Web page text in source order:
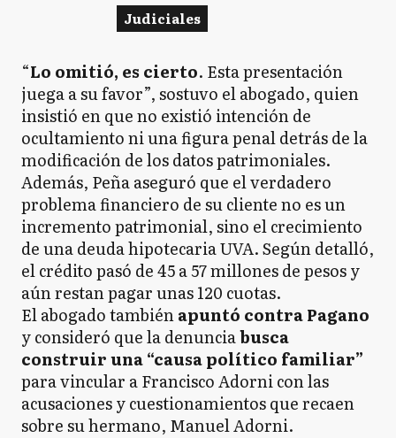
Judiciales
“Lo omitió, es cierto. Esta presentación
juega a su favor”, sostuvo el abogado, quien
insistió en que no existió intención de
ocultamiento ni una figura penal detrás de la
modificación de los datos patrimoniales.
Además, Peña aseguró que el verdadero
problema financiero de su cliente no es un
incremento patrimonial, sino el crecimiento
de una deuda hipotecaria UVA. Según detalló,
el crédito pasó de 45 a 57 millones de pesos y
aún restan pagar unas 120 cuotas.
El abogado tambiénapuntó contra Pagano
y consideró que la denunciabusca
construir una “causa político familiar”
para vincular a Francisco Adorni con las
acusaciones y cuestionamientos que recaen
sobre su hermano, Manuel Adorni.